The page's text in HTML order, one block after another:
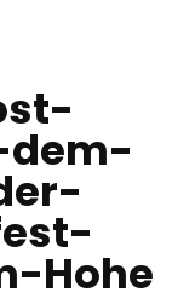
Hohe